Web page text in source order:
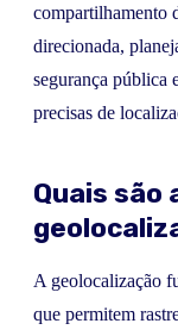
compartilhamento
direcionada,
segurança pública
precisas de
Quais são
A geolocalização
que permitem